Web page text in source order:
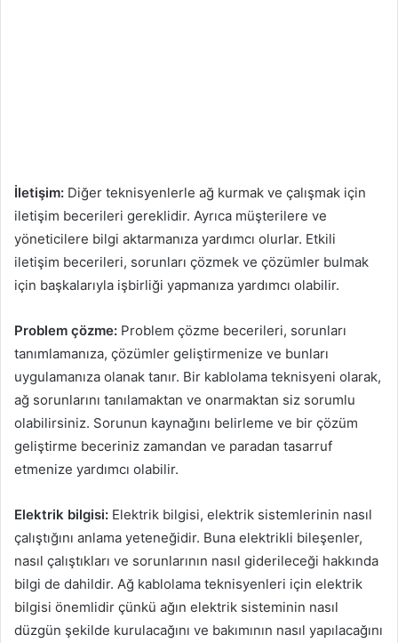
İletişim: Diğer teknisyenlerle ağ kurmak ve çalışmak için
iletişim becerileri gereklidir. Ayrıca müşterilere ve
yöneticilere bilgi aktarmanıza yardımcı olurlar. Etkili
iletişim becerileri, sorunları çözmek ve çözümler bulmak
için başkalarıyla işbirliği yapmanıza yardımcı olabilir.
Problem çözme: Problem çözme becerileri, sorunları
tanımlamanıza, çözümler geliştirmenize ve bunları
uygulamanıza olanak tanır. Bir kablolama teknisyeni olarak,
ağ sorunlarını tanılamaktan ve onarmaktan siz sorumlu
olabilirsiniz. Sorunun kaynağını belirleme ve bir çözüm
geliştirme beceriniz zamandan ve paradan tasarruf
etmenize yardımcı olabilir.
Elektrik bilgisi: Elektrik bilgisi, elektrik sistemlerinin nasıl
çalıştığını anlama yeteneğidir. Buna elektrikli bileşenler,
nasıl çalıştıkları ve sorunlarının nasıl giderileceği hakkında
bilgi de dahildir. Ağ kablolama teknisyenleri için elektrik
bilgisi önemlidir çünkü ağın elektrik sisteminin nasıl
düzgün şekilde kurulacağını ve bakımının nasıl yapılacağını